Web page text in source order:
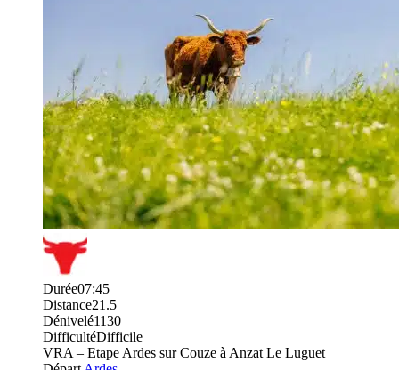
Durée07:45
Distance21.5
Dénivelé1130
DifficultéDifficile
VRA – Etape Ardes sur Couze à Anzat Le Luguet